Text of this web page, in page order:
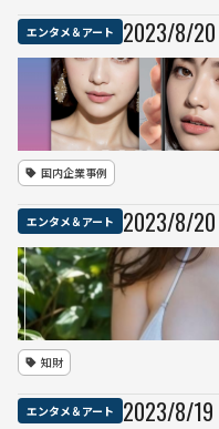
エンタメ＆アート 2023/8/20
国内企業事例
エンタメ＆アート 2023/8/20
知財
エンタメ＆アート 2023/8/19